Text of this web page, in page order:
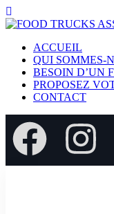
ACCUEIL
QUI SOMMES-
BESOIN D’UN
PROPOSEZ
CONTACT